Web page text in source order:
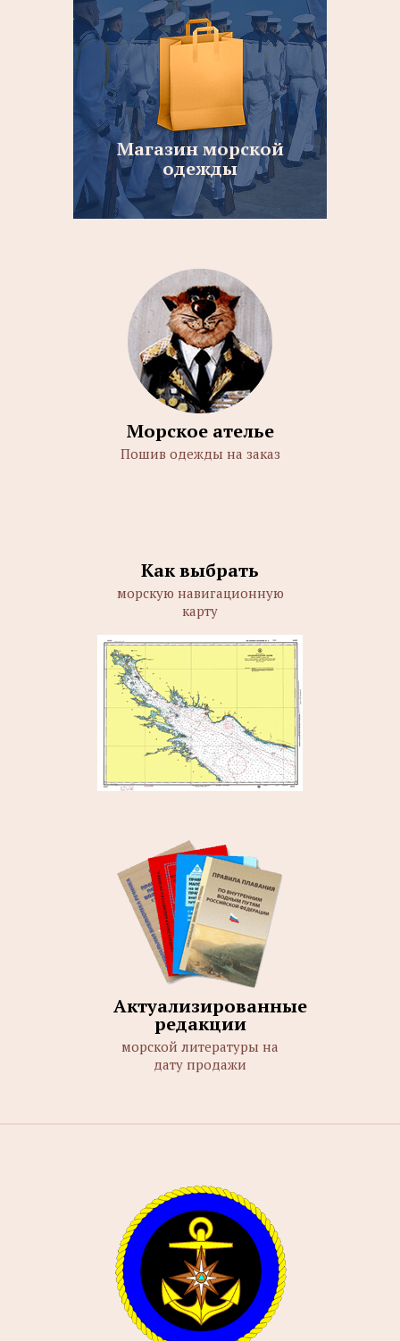
Магазин морской
одежды
Морское ателье
Пошив одежды на заказ
Как выбрать
морскую навигационную
карту
Актуализированные
редакции
морской литературы на
дату продажи